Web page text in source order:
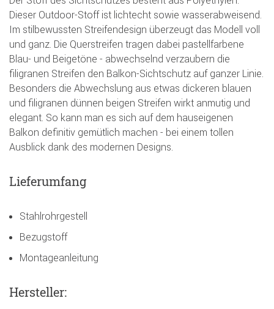
Dieser Outdoor-Stoff ist lichtecht sowie wasserabweisend.
Im stilbewussten Streifendesign überzeugt das Modell voll
und ganz. Die Querstreifen tragen dabei pastellfarbene
Blau- und Beigetöne - abwechselnd verzaubern die
filigranen Streifen den Balkon-Sichtschutz auf ganzer Linie.
Besonders die Abwechslung aus etwas dickeren blauen
und filigranen dünnen beigen Streifen wirkt anmutig und
elegant. So kann man es sich auf dem hauseigenen
Balkon definitiv gemütlich machen - bei einem tollen
Ausblick dank des modernen Designs.
Lieferumfang
Stahlrohrgestell
Bezugstoff
Montageanleitung
Hersteller: